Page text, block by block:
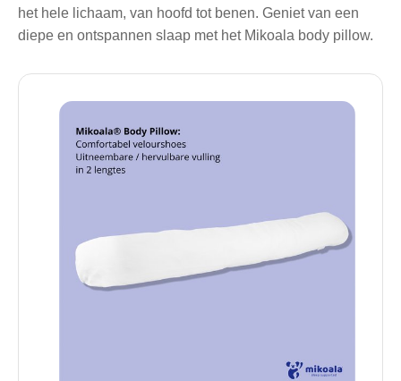
het hele lichaam, van hoofd tot benen. Geniet van een
diepe en ontspannen slaap met het Mikoala body pillow.